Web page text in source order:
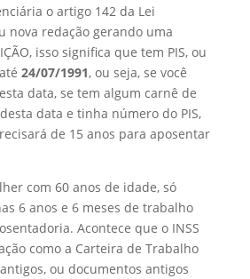
o artigo 142 da Lei
nova redação gerando uma
isso significa que tem PIS, ou
24/07/1991, ou seja, se você
data, se tem algum carnê de
data e tinha número do PIS,
de 15 anos para aposentar
com 60 anos de idade, só
6 anos e 6 meses de trabalho
Acontece que o INSS
como a Carteira de Trabalho
ou documentos antigos